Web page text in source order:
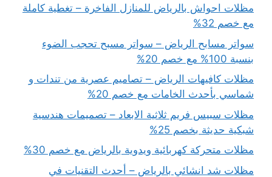
مظلات احواش بالرياض للمنازل الفاخرة – تغطية كاملة
مع خصم 32%
سواتر مسابح الرياض – سواتر مسبح تحجب الضوء
بنسبة 100% مع خصم 20%
مظلات كافيهات الرياض – تصاميم عصرية من تندات و
شماسي بأحدث الخامات مع خصم 20%
مظلات سبيس فريم ثلاثية الابعاد – تصميمات هندسية
شبكية حديثة بخصم 25%
مظلات متحركة كهربائية ويدوية بالرياض مع خصم 30%
مظلات شد انشائي بالرياض – أحدث التقنيات في